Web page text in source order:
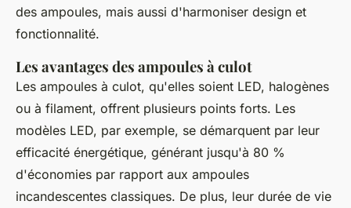
des ampoules, mais aussi d'harmoniser design et
fonctionnalité.
Les avantages des ampoules à culot
Les ampoules à culot, qu'elles soient LED, halogènes
ou à filament, offrent plusieurs points forts. Les
modèles LED, par exemple, se démarquent par leur
efficacité énergétique, générant jusqu'à 80 %
d'économies par rapport aux ampoules
incandescentes classiques. De plus, leur durée de vie